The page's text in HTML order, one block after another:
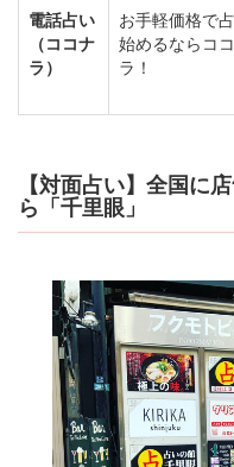
電話占い
（ココナ
ラ）
お手軽価格で
始めるならコ
ラ！
【対面占い】全国に
ら「千里眼」